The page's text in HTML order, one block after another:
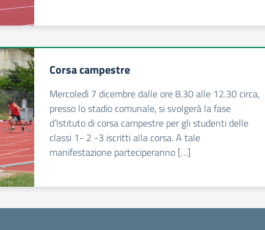
Corsa campestre
Mercoledì 7 dicembre dalle ore 8.30 alle 12.30 circa,
presso lo stadio comunale, si svolgerà la fase
d’Istituto di corsa campestre per gli studenti delle
classi 1- 2 -3 iscritti alla corsa. A tale
manifestazione parteciperanno […]